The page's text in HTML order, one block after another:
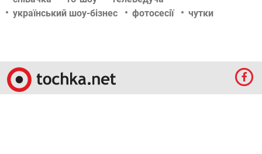
ТЕГИ
Анджеліна Джолі
Ані Лорак
Віра Брежнєва
Голлівуд
Кейт Міддлтон
Наталія Могілевська